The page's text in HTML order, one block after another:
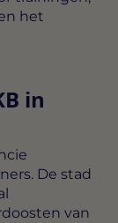
het
in
De stad
van